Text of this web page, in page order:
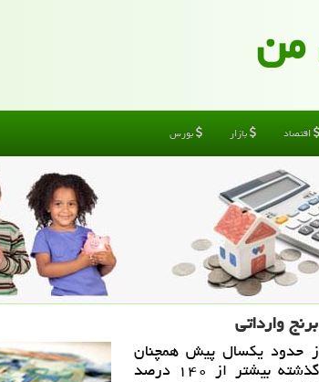
من
اقتصاد بازار بورس
حدود یكسال پیش همچنان
ادامه دارد و نسبت به سال گذشته بیشتر از ۱۴۰ درصد